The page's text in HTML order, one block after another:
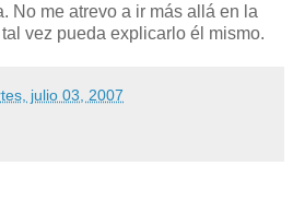
No me atrevo a ir más allá en la
vez pueda explicarlo él mismo.
julio 03, 2007